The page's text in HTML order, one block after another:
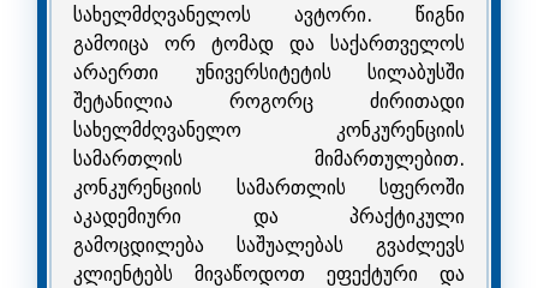
სახელმძღვანელოს ავტორი. წიგნი
გამოიცა ორ ტომად და საქართველოს
არაერთი უნივერსიტეტის სილაბუსში
შეტანილია როგორც ძირითადი
სახელმძღვანელო კონკურენციის
სამართლის მიმართულებით.
კონკურენციის სამართლის სფეროში
აკადემიური და პრაქტიკული
გამოცდილება საშუალებას გვაძლევს
კლიენტებს მივაწოდოთ ეფექტური და